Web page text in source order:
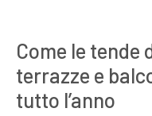
Come le tende
terrazze e
tutto l’anno